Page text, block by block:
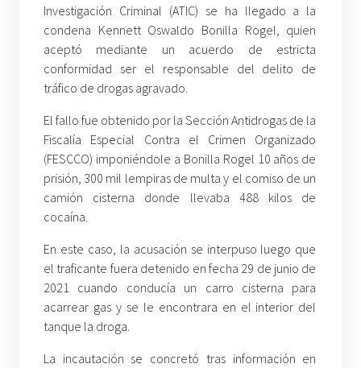
Investigación Criminal (ATIC) se ha llegado a la
condena Kennett Oswaldo Bonilla Rogel, quien
aceptó mediante un acuerdo de estricta
conformidad ser el responsable del delito de
tráfico de drogas agravado.
El fallo fue obtenido por la Sección Antidrogas de la
Fiscalía Especial Contra el Crimen Organizado
(FESCCO) imponiéndole a Bonilla Rogel 10 años de
prisión, 300 mil lempiras de multa y el comiso de un
camión cisterna donde llevaba 488 kilos de
cocaína.
En este caso, la acusación se interpuso luego que
el traficante fuera detenido en fecha 29 de junio de
2021 cuando conducía un carro cisterna para
acarrear gas y se le encontrara en el interior del
tanque la droga.
La incautación se concretó tras información en